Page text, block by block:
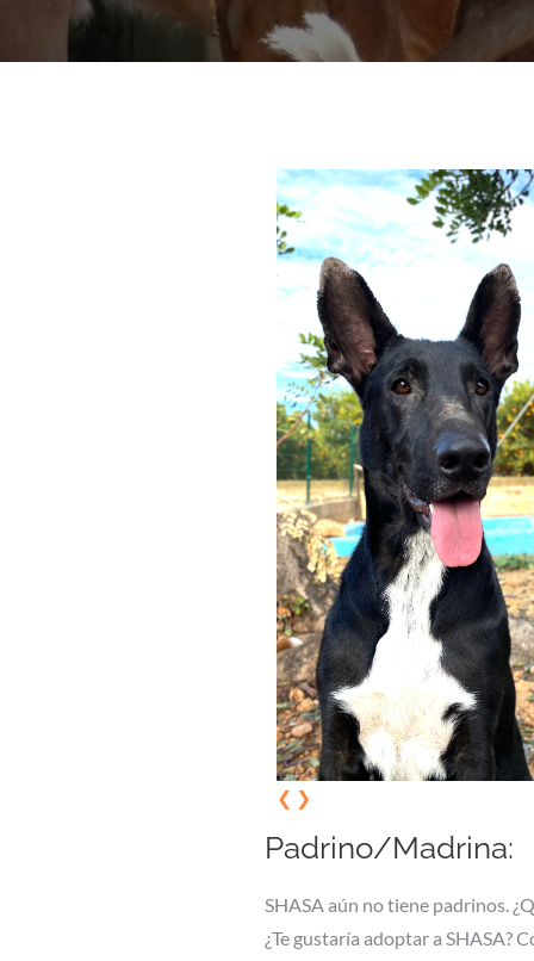
❮ ❯
Padrino/Madrina:
SHASA aún no tiene padrinos.
¿Te gustaría adoptar a SHASA?